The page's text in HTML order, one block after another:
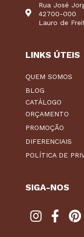
Rua José
42700-000
Lauro de
LINKS ÚTEIS
QUEM SOMOS
BLOG
CATÁLOGO
ORÇAMENTO
PROMOÇÃO
DIFERENCIAIS
POLÍTICA DE
SIGA-NOS